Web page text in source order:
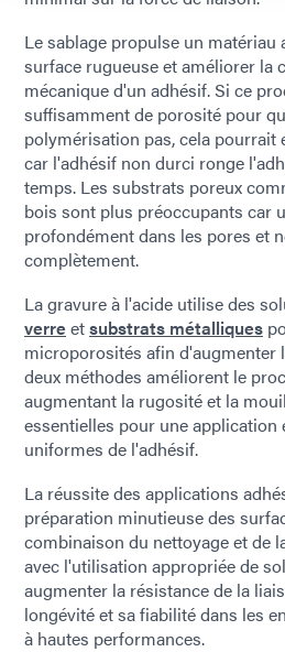
Le sablage propulse un
surface rugueuse et améliorer la
mécanique d'un adhésif. Si ce
suffisamment de porosité pour
polymérisation pas, cela pourrait
car l'adhésif non durci ronge
temps. Les substrats poreux
bois sont plus préoccupants car
profondément dans les pores et
complètement.
La gravure à l'acide utilise des
verreetsubstrats métalliques
microporosités afin d'augmenter
deux méthodes améliorent le
augmentant la rugosité et la
essentielles pour une
uniformes de l'adhésif.
La réussite des applications
préparation minutieuse des
combinaison du nettoyage et de
avec l'utilisation appropriée de
augmenter la résistance de la
longévité et sa fiabilité dans les
à hautes performances.